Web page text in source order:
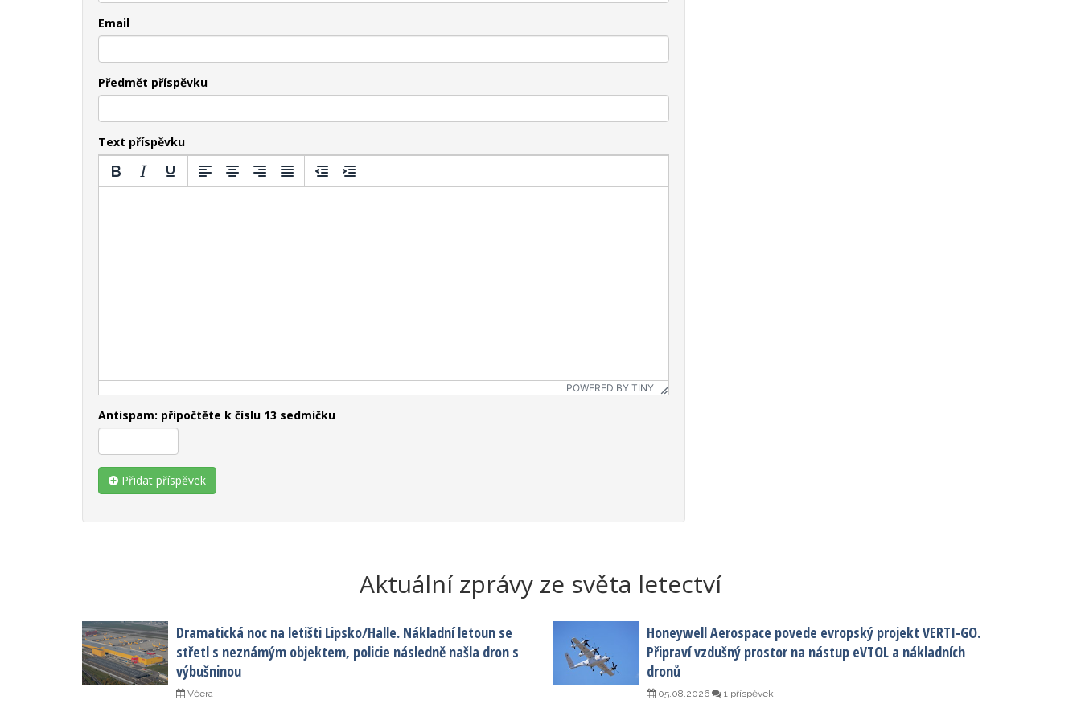
Email
Předmět příspěvku
Text příspěvku
POWERED BY TINY
Antispam: připočtěte k číslu 13 sedmičku
Přidat příspěvek
Aktuální zprávy ze světa letectví
Dramatická noc na letišti Lipsko/Halle. Nákladní letoun se
střetl s neznámým objektem, policie následně našla dron s
výbušninou
Včera
Honeywell Aerospace povede evropský projekt VERTI-GO.
Připraví vzdušný prostor na nástup eVTOL a nákladních
dronů
05.08.2026 1 příspěvek